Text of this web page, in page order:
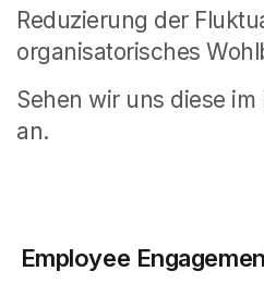
Reduzierung der
organisatorisches
Sehen wir uns diese
an.
Employee